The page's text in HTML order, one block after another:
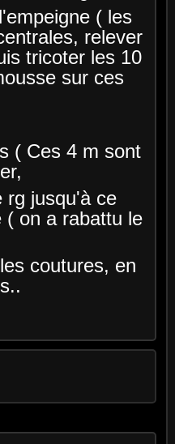
( les
relever
tricoter les 10
sur ces
( Ces 4 m sont
rg jusqu'à ce
( on a rabattu le
coutures, en